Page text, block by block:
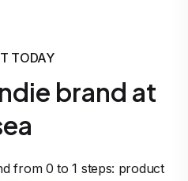
TODAY
brand at
from 0 to 1 steps: product